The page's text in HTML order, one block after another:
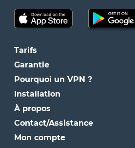
Tarifs
Garantie
Pourquoi un VPN ?
Installation
À propos
Contact/Assistance
Mon compte